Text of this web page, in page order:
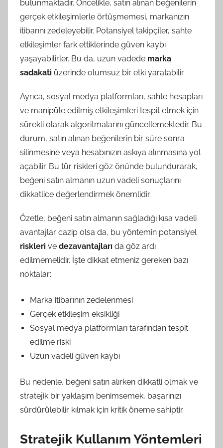
bulunmaktadır. Öncelikle, satın alınan beğenilerin
gerçek etkileşimlerle örtüşmemesi, markanızın
itibarını zedeleyebilir. Potansiyel takipçiler, sahte
etkileşimler fark ettiklerinde güven kaybı
yaşayabilirler. Bu da, uzun vadede marka
sadakati üzerinde olumsuz bir etki yaratabilir.
Ayrıca, sosyal medya platformları, sahte hesapları
ve manipüle edilmiş etkileşimleri tespit etmek için
sürekli olarak algoritmalarını güncellemektedir. Bu
durum, satın alınan beğenilerin bir süre sonra
silinmesine veya hesabınızın askıya alınmasına yol
açabilir. Bu tür riskleri göz önünde bulundurarak,
beğeni satın almanın uzun vadeli sonuçlarını
dikkatlice değerlendirmek önemlidir.
Özetle, beğeni satın almanın sağladığı kısa vadeli
avantajlar cazip olsa da, bu yöntemin potansiyel
riskleri ve dezavantajları da göz ardı
edilmemelidir. İşte dikkat etmeniz gereken bazı
noktalar:
Marka itibarının zedelenmesi
Gerçek etkileşim eksikliği
Sosyal medya platformları tarafından tespit
edilme riski
Uzun vadeli güven kaybı
Bu nedenle, beğeni satın alırken dikkatli olmak ve
stratejik bir yaklaşım benimsemek, başarınızı
sürdürülebilir kılmak için kritik öneme sahiptir.
Stratejik Kullanım Yöntemleri